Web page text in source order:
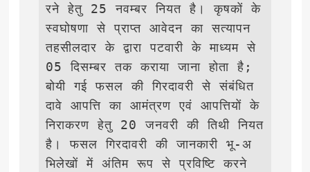
रने हेतु 25 नवम्‍बर नियत है। कृषकों के
स्‍वघोषणा से प्राप्‍त आवेदन का सत्‍यापन
तहसीलदार के द्वारा पटवारी के माध्‍यम से
05 दिसम्‍बर तक कराया जाना होता है;
बोयी गई फसल की गिरदावरी से संबंधित
दावे आपत्ति का आमंत्रण एवं आपत्तियों के
निराकरण हेतु 20 जनवरी की तिथी नियत
है। फसल गिरदावरी की जानकारी भू-अ
भिलेखों में अंतिम रूप से प्रविष्टि करने